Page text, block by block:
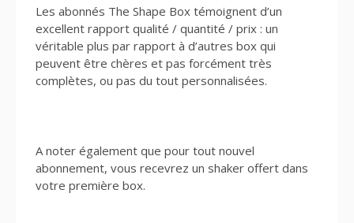
Les abonnés The Shape Box témoignent d’un
excellent rapport qualité / quantité / prix : un
véritable plus par rapport à d’autres box qui
peuvent être chères et pas forcément très
complètes, ou pas du tout personnalisées.
A noter également que pour tout nouvel
abonnement, vous recevrez un shaker offert dans
votre première box.